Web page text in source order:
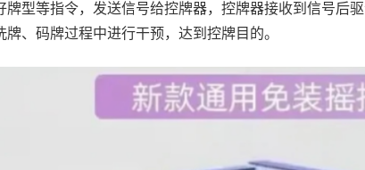
牌型等指令，发送信号给控牌器，控牌器接收到信号后
牌、码牌过程中进行干预，达到控牌目的。